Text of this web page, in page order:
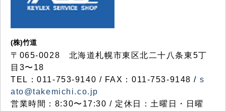
(株)竹道
〒065-0028 北海道札幌市東区北二十八条東5丁
目3〜18
TEL：011-753-9140 / FAX：011-753-9148 / s
ato@takemichi.co.jp
営業時間：8:30〜17:30 / 定休日：土曜日・日曜